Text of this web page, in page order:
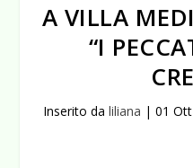
A VILLA
“I
Inserito da liliana | 01